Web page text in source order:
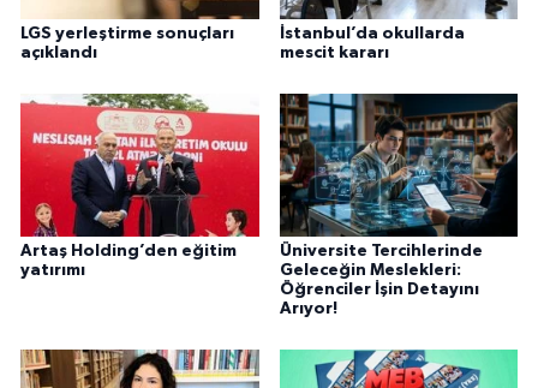
LGS yerleştirme sonuçları
açıklandı
İstanbul’da okullarda
mescit kararı
Artaş Holding’den eğitim
yatırımı
Üniversite Tercihlerinde
Geleceğin Meslekleri:
Öğrenciler İşin Detayını
Arıyor!